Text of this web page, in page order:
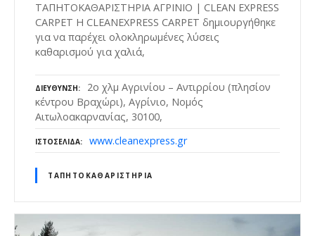
ΤΑΠΗΤΟΚΑΘΑΡΙΣΤΗΡΙΑ ΑΓΡΙΝΙΟ | CLEAN EXPRESS
CARPET Η CLEANEXPRESS CARPET δημιουργήθηκε
για να παρέχει ολοκληρωμένες λύσεις
καθαρισμού για χαλιά,
ΔΙΕΎΘΥΝΣΗ
2ο χλμ Αγρινίου – Αντιρρίου (πλησίον
κέντρου Βραχώρι), Αγρίνιο, Νομός
Αιτωλοακαρνανίας, 30100,
ΙΣΤΟΣΕΛΊΔΑ www.cleanexpress.gr
ΤΑΠΗΤΟΚΑΘΑΡΙΣΤΉΡΙΑ